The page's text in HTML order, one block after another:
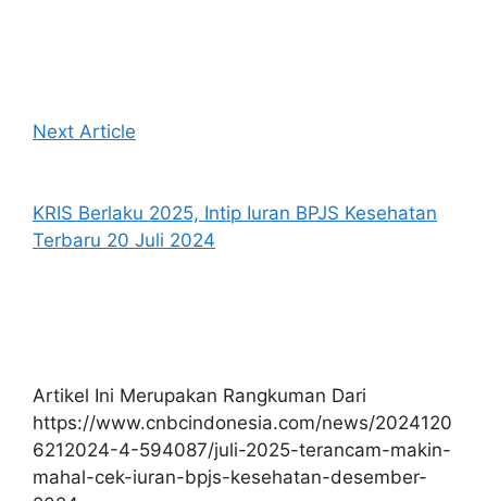
Next Article
KRIS Berlaku 2025, Intip Iuran BPJS Kesehatan
Terbaru 20 Juli 2024
Artikel Ini Merupakan Rangkuman Dari
https://www.cnbcindonesia.com/news/2024120
6212024-4-594087/juli-2025-terancam-makin-
mahal-cek-iuran-bpjs-kesehatan-desember-